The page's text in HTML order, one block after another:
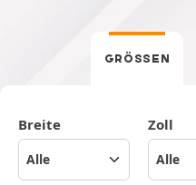
GRÖSSEN
Breite Zoll